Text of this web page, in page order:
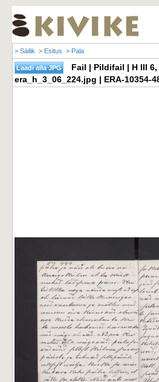
> Säilik > Esitus > Pala
Fail | Pildifail | H III 6,
era_h_3_06_224.jpg | ERA-10354-